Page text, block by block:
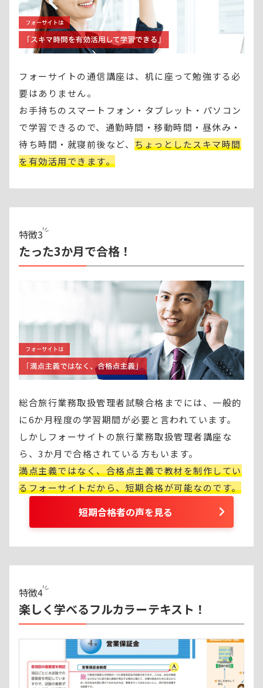
フォーサイトの通信講座は、机に座って勉強する必
要はありません。
お手持ちのスマートフォン・タブレット・パソコン
で学習できるので、通勤時間・移動時間・昼休み・
待ち時間・就寝前後など、 ちょっとしたスキマ時間
を有効活用できます。
特徴3
たった3か月で合格！
総合旅行業務取扱管理者試験合格までには、一般的
に6か月程度の学習期間が必要と言われています。
しかしフォーサイトの旅行業務取扱管理者講座な
ら、3か月で合格されている方もいます。
満点主義ではなく、合格点主義で教材を制作してい
るフォーサイトだから、短期合格が可能なのです。
短期合格者の声を見る
特徴4
楽しく学べるフルカラーテキスト！